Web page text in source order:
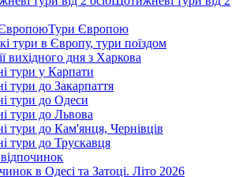
Тури Європою
тури в Європу, тури поїздом
вихідного дня з Харкова
тури у Карпати
тури до Закарпаття
тури до Одеси
тури до Львова
тури до Кам'янця, Чернівців
тури до Трускавця